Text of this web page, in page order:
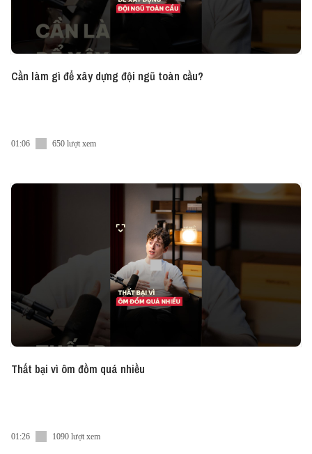
Cần làm gì để xây dựng đội ngũ toàn cầu?
01:06 650 lượt xem
Thất bại vì ôm đồm quá nhiều
01:26 1090 lượt xem